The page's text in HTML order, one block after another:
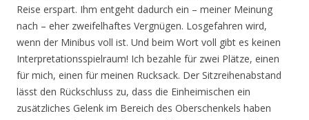
Reise erspart. Ihm entgeht dadurch ein – meiner Meinung
nach – eher zweifelhaftes Vergnügen. Losgefahren wird,
wenn der Minibus voll ist. Und beim Wort voll gibt es keinen
Interpretationsspielraum! Ich bezahle für zwei Plätze, einen
für mich, einen für meinen Rucksack. Der Sitzreihenabstand
lässt den Rückschluss zu, dass die Einheimischen ein
zusätzliches Gelenk im Bereich des Oberschenkels haben